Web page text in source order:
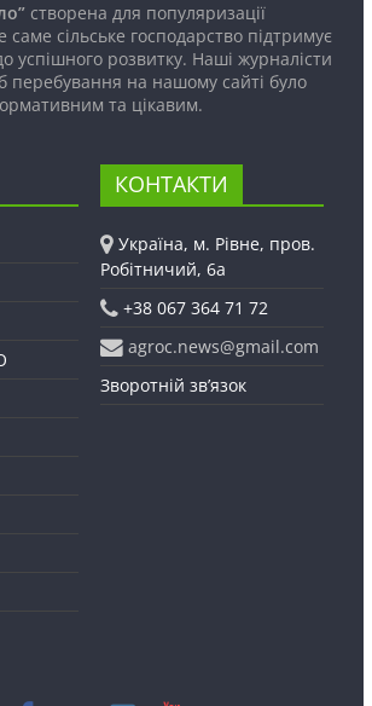
створена для популяризації
сільське господарство підтримує
успішного розвитку. Наші журналісти
перебування на нашому сайті було
та цікавим.
КОНТАКТИ
Україна, м. Рівне, пров.
Робітничий, 6а
+38 067 364 71 72
agroc.news@gmail.com
Зворотній зв’язок